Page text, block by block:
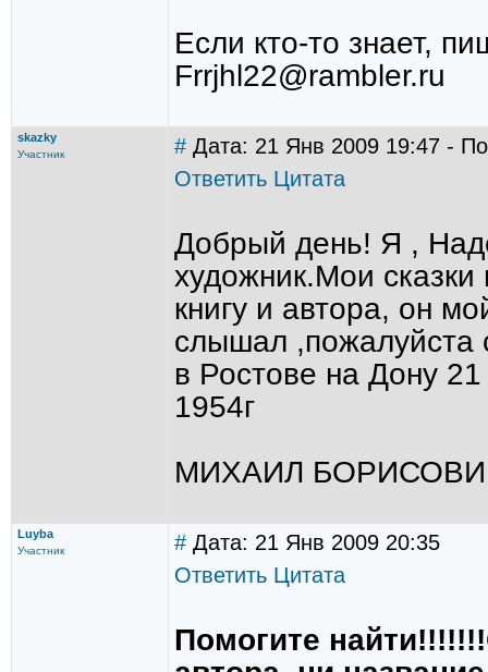
Если кто-то знает,
Frrjhl22@rambler.ru
skazky
Участник # Дата: 21 Янв 2009 19:47 -
Ответить Цитата
Добрый день! Я ,
художник.Мои
книгу и автора, он
слышал ,пожалуйста
в Ростове на Дону
1954г
МИХАИЛ
Luyba
Участник # Дата: 21 Янв 2009 20:35
Ответить Цитата
Помогите